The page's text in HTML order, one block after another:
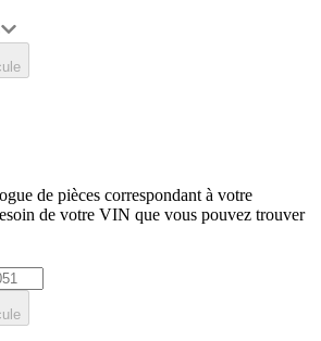
de pièces correspondant à votre
de votre VIN que vous pouvez trouver